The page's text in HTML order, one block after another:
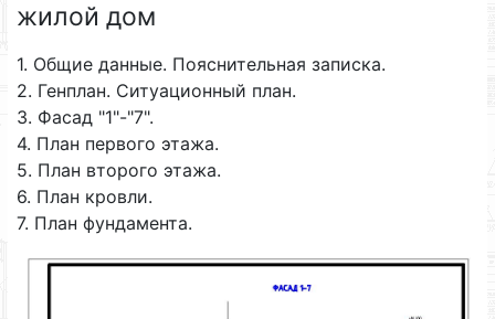
жилой дом
1. Общие данные. Пояснительная записка.
2. Генплан. Ситуационный план.
3. Фасад "1"-"7".
4. План первого этажа.
5. План второго этажа.
6. План кровли.
7. План фундамента.